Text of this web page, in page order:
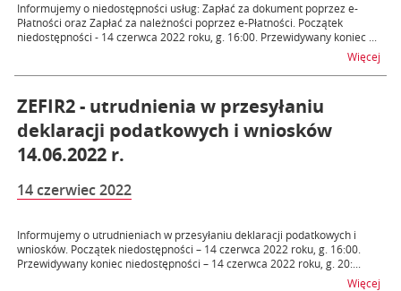
Informujemy o niedostępności usług: Zapłać za dokument poprzez e-
Płatności oraz Zapłać za należności poprzez e-Płatności. Początek
niedostępności - 14 czerwca 2022 roku, g. 16:00. Przewidywany koniec ...
Więcej
ZEFIR2 - utrudnienia w przesyłaniu
deklaracji podatkowych i wniosków
14.06.2022 r.
14 czerwiec 2022
Informujemy o utrudnieniach w przesyłaniu deklaracji podatkowych i
wniosków. Początek niedostępności – 14 czerwca 2022 roku, g. 16:00.
Przewidywany koniec niedostępności – 14 czerwca 2022 roku, g. 20:...
Więcej